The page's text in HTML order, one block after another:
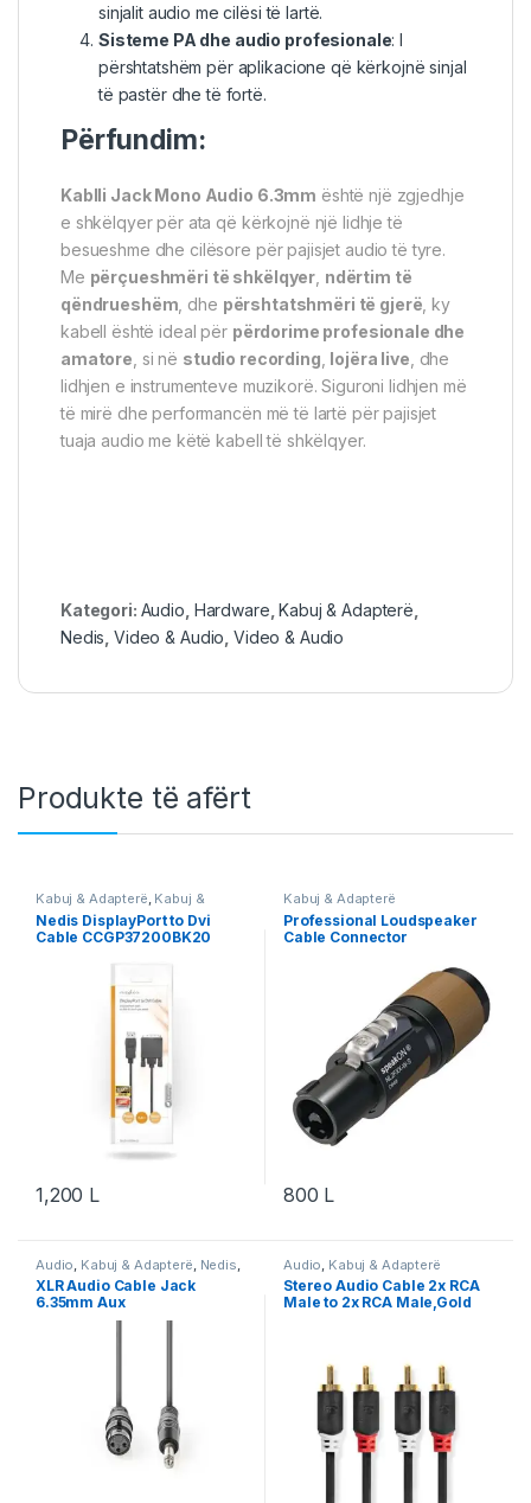
sinjalit audio me cilësi të lartë.
Sisteme PA dhe audio profesionale: I
përshtatshëm për aplikacione që kërkojnë sinjal
të pastër dhe të fortë.
Përfundim:
Kablli Jack Mono Audio 6.3mm është një zgjedhje
e shkëlqyer për ata që kërkojnë një lidhje të
besueshme dhe cilësore për pajisjet audio të tyre.
Me përçueshmëri të shkëlqyer ndërtim të
qëndrueshëm , dhe përshtatshmëri të gjerë , ky
kabell është ideal për përdorime profesionale dhe
amatore , si në studio recording lojëra live , dhe
lidhjen e instrumenteve muzikorë. Siguroni lidhjen më
të mirë dhe performancën më të lartë për pajisjet
tuaja audio me këtë kabell të shkëlqyer.
Kategori: Audio Hardware ,Kabuj & Adapterë
Nedis ,Video & Audio Video & Audio
Produkte të afërt
Kabuj & Adapterë, Kabuj &
Adapterë DisplayPort Nedis
Nedis DisplayPort to Dvi
Cable CCGP37200BK20
1,200 L
Kabuj & Adapterë
Professional Loudspeaker
Cable Connector
800 L
Audio Kabuj & Adapterë Nedis
Video & Audio ,Video & Audio
XLR Audio Cable Jack
6.35mm Aux
Audio Kabuj & Adapterë
Stereo Audio Cable 2x RCA
Male to 2x RCA Male,Gold